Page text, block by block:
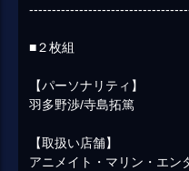
■２枚組
【パーソナリティ】
羽多野渉/寺島拓篤
【取扱い店舗】
アニメイト・マリン・エン